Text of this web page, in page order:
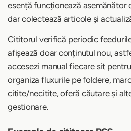
esență funcționează asemănător
dar colectează articole și
Cititorul verifică periodic
afișează doar conținutul nou,
accesezi manual fiecare sit
organiza fluxurile pe foldere,
citite/necitite, oferă căutare și
gestionare.